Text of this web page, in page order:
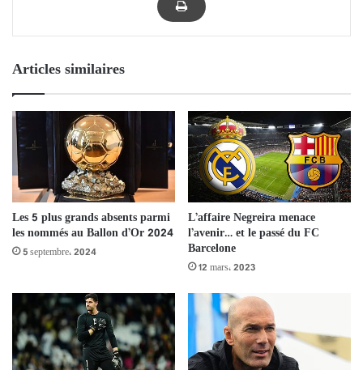
Articles similaires
Les 5 plus grands absents parmi
les nommés au Ballon d’Or 2024
5 septembre، 2024
L’affaire Negreira menace
l’avenir… et le passé du FC
Barcelone
12 mars، 2023